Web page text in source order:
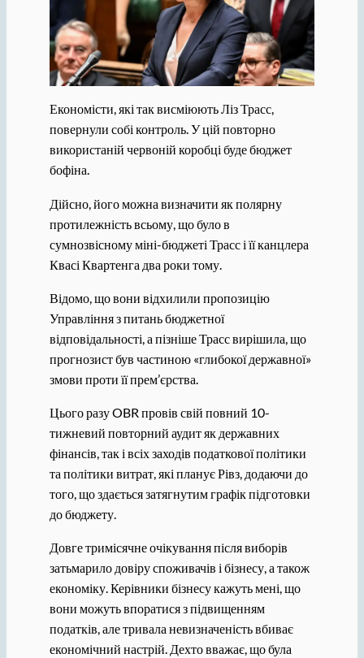
Економісти, які так висміюють Ліз Трасс,
повернули собі контроль. У цій повторно
використаній червоній коробці буде бюджет
бофіна.
Дійсно, його можна визначити як полярну
протилежність всьому, що було в
сумнозвісному міні-бюджеті Трасс і її канцлера
Квасі Квартенга два роки тому.
Відомо, що вони відхилили пропозицію
Управління з питань бюджетної
відповідальності, а пізніше Трасс вирішила, що
прогнозист був частиною «глибокої державної»
змови проти її прем’єрства.
Цього разу OBR провів свій повний 10-
тижневий повторний аудит як державних
фінансів, так і всіх заходів податкової політики
та політики витрат, які планує Рівз, додаючи до
того, що здається затягнутим графік підготовки
до бюджету.
Довге тримісячне очікування після виборів
затьмарило довіру споживачів і бізнесу, а також
економіку. Керівники бізнесу кажуть мені, що
вони можуть впоратися з підвищенням
податків, але тривала невизначеність вбиває
економічний настрій. Дехто вважає, що була